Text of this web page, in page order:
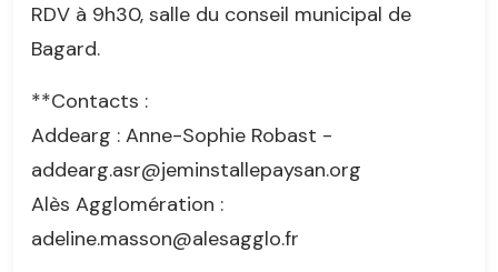
RDV à 9h30, salle du conseil municipal de
Bagard.
**Contacts :
Addearg : Anne-Sophie Robast -
addearg.asr@jeminstallepaysan.org
Alès Agglomération :
adeline.masson@alesagglo.fr